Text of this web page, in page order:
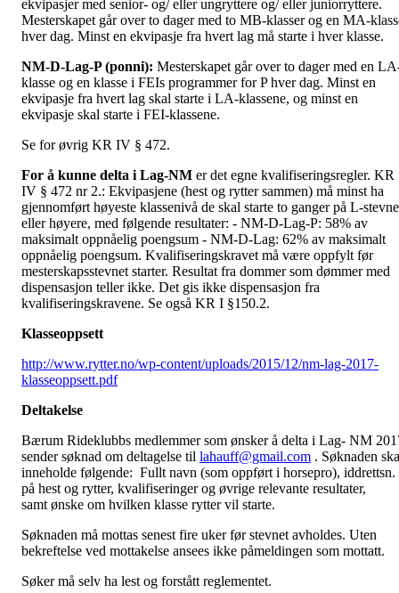
ekvipasjer med senior- og/ eller ungryttere og/ eller juniorryttere.
Mesterskapet går over to dager med to MB-klasser og en MA-
hver dag. Minst en ekvipasje fra hvert lag må starte i hver klasse.
NM-D-Lag-P (ponni): Mesterskapet går over to dager med en
klasse og en klasse i FEIs programmer for P hver dag. Minst en
ekvipasje fra hvert lag skal starte i LA-klassene, og minst en
ekvipasje skal starte i FEI-klassene.
Se for øvrig KR IV § 472.
For å kunne delta i Lag-NM er det egne kvalifiseringsregler. KR
IV § 472 nr 2.: Ekvipasjene (hest og rytter sammen) må minst ha
gjennomført høyeste klassenivå de skal starte to ganger på L-stevne
eller høyere, med følgende resultater: - NM-D-Lag-P: 58% av
maksimalt oppnåelig poengsum - NM-D-Lag: 62% av maksimalt
oppnåelig poengsum. Kvalifiseringskravet må være oppfylt før
mesterskapsstevnet starter. Resultat fra dommer som dømmer med
dispensasjon teller ikke. Det gis ikke dispensasjon fra
kvalifiseringskravene. Se også KR I §150.2.
Klasseoppsett
http://www.rytter.no/wp-content/uploads/2015/12/nm-lag-2017-
klasseoppsett.pdf
Deltakelse
Bærum Rideklubbs medlemmer som ønsker å delta i Lag- NM
sender søknad om deltagelse til lahauff@gmail.com . Søknaden
inneholde følgende: Fullt navn (som oppført i horsepro), iddrettsn.
på hest og rytter, kvalifiseringer og øvrige relevante resultater,
samt ønske om hvilken klasse rytter vil starte.
Søknaden må mottas senest fire uker før stevnet avholdes. Uten
bekreftelse ved mottakelse ansees ikke påmeldingen som mottatt.
Søker må selv ha lest og forstått reglementet.